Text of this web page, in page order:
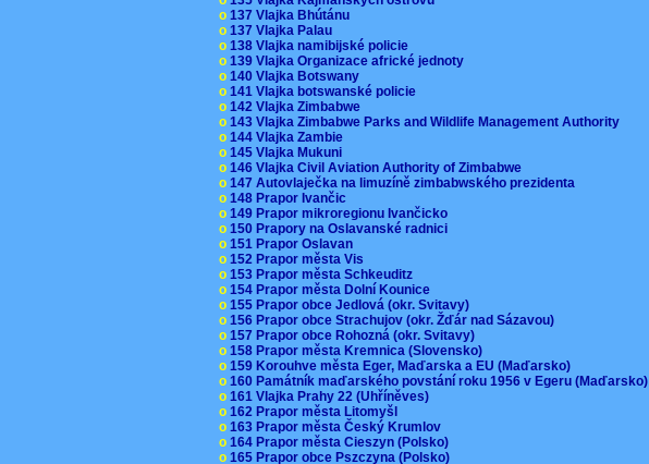
o 137 Vlajka Bhútánu
o 137 Vlajka Palau
o 138 Vlajka namibijské policie
o 139 Vlajka Organizace africké jednoty
o 140 Vlajka Botswany
o 141 Vlajka botswanské policie
o 142 Vlajka Zimbabwe
o 143 Vlajka Zimbabwe Parks and Wildlife Management Authority
o 144 Vlajka Zambie
o 145 Vlajka Mukuni
o 146 Vlajka Civil Aviation Authority of Zimbabwe
o 147 Autovlaječka na limuzíně zimbabwského prezidenta
o 148 Prapor Ivančic
o 149 Prapor mikroregionu Ivančicko
o 150 Prapory na Oslavanské radnici
o 151 Prapor Oslavan
o 152 Prapor města Vis
o 153 Prapor města Schkeuditz
o 154 Prapor města Dolní Kounice
o 155 Prapor obce Jedlová (okr. Svitavy)
o 156 Prapor obce Strachujov (okr. Žďár nad Sázavou)
o 157 Prapor obce Rohozná (okr. Svitavy)
o 158 Prapor města Kremnica (Slovensko)
o 159 Korouhve města Eger, Maďarska a EU (Maďarsko)
o 160 Památník maďarského povstání roku 1956 v Egeru (Maďarsko)
o 161 Vlajka Prahy 22 (Uhříněves)
o 162 Prapor města Litomyšl
o 163 Prapor města Český Krumlov
o 164 Prapor města Cieszyn (Polsko)
o 165 Prapor obce Pszczyna (Polsko)